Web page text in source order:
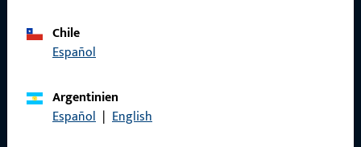
Chile
Español
Argentinien
Español | English